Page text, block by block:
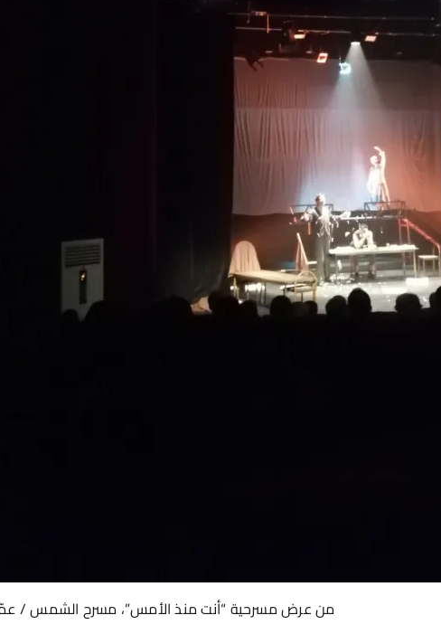
من عرض مسرحية “أنت منذ الأمس”، مسرح الشمس / عمّان